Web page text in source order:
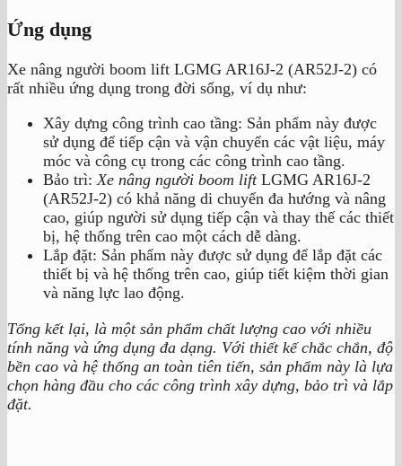
Ứng dụng
Xe nâng người boom lift LGMG AR16J-2 (AR52J-2) có
rất nhiều ứng dụng trong đời sống, ví dụ như:
Xây dựng công trình cao tầng: Sản phẩm này được
sử dụng để tiếp cận và vận chuyển các vật liệu, máy
móc và công cụ trong các công trình cao tầng.
Bảo trì:Xe nâng người boom liftLGMG AR16J-2
(AR52J-2) có khả năng di chuyển đa hướng và nâng
cao, giúp người sử dụng tiếp cận và thay thế các thiết
bị, hệ thống trên cao một cách dễ dàng.
Lắp đặt: Sản phẩm này được sử dụng để lắp đặt các
thiết bị và hệ thống trên cao, giúp tiết kiệm thời gian
và năng lực lao động.
Tổng kết lại, là một sản phẩm chất lượng cao với nhiều
tính năng và ứng dụng đa dạng. Với thiết kế chắc chắn, độ
bền cao và hệ thống an toàn tiên tiến, sản phẩm này là lựa
chọn hàng đầu cho các công trình xây dựng, bảo trì và lắp
đặt.